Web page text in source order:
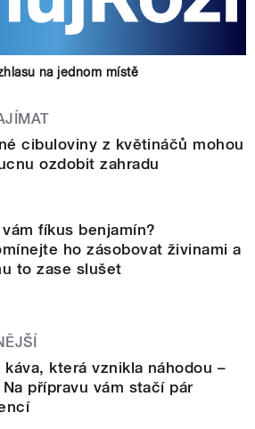
na jednom místě
cibuloviny z květináčů mohou
ozdobit zahradu
vám fíkus benjamín?
ho zásobovat živinami a
to zase slušet
káva, která vznikla náhodou –
přípravu vám stačí pár